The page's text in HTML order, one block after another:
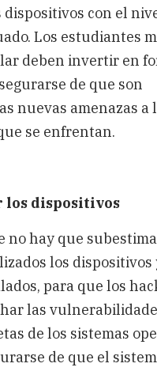
dispositivos con el
Los estudiantes
deben invertir en
de que son
nuevas amenazas a
se enfrentan.
dispositivos
no hay que
los dispositivos
para que los
las
de los sistemas
de que el